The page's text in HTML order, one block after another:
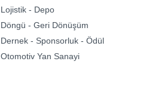
Lojistik - Depo
Döngü - Geri Dönüşüm
Dernek - Sponsorluk - Ödül
Otomotiv Yan Sanayi